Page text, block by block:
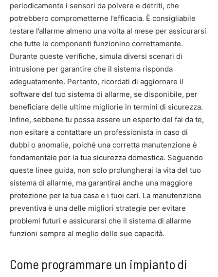
periodicamente i sensori da polvere e detriti, che
potrebbero comprometterne l’efficacia. È consigliabile
testare l’allarme almeno una volta al mese per assicurarsi
che tutte le componenti funzionino correttamente.
Durante queste verifiche, simula diversi scenari di
intrusione per garantire che il sistema risponda
adeguatamente. Pertanto, ricordati di aggiornare il
software del tuo sistema di allarme, se disponibile, per
beneficiare delle ultime migliorie in termini di sicurezza.
Infine, sebbene tu possa essere un esperto del fai da te,
non esitare a contattare un professionista in caso di
dubbi o anomalie, poiché una corretta manutenzione è
fondamentale per la tua sicurezza domestica. Seguendo
queste linee guida, non solo prolungherai la vita del tuo
sistema di allarme, ma garantirai anche una maggiore
protezione per la tua casa e i tuoi cari. La manutenzione
preventiva è una delle migliori strategie per evitare
problemi futuri e assicurarsi che il sistema di allarme
funzioni sempre al meglio delle sue capacità.
Come programmare un impianto di